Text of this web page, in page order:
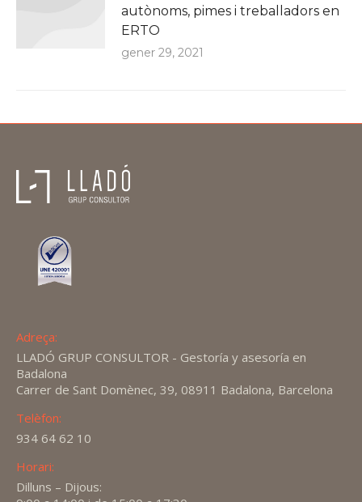
autònoms, pimes i treballadors en
ERTO
gener 29, 2021
Adreça:
LLADÓ GRUP CONSULTOR - Gestoría y asesoría en
Badalona
Carrer de Sant Domènec, 39, 08911 Badalona, Barcelona
Telèfon:
934 64 62 10
Horari:
Dilluns – Dijous: